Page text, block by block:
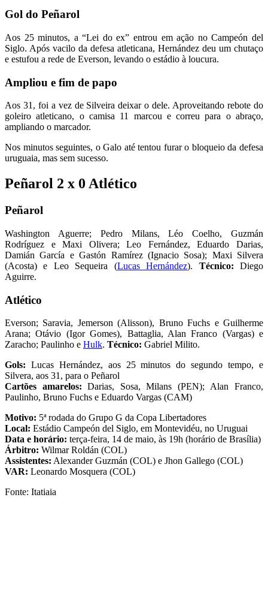
Gol do Peñarol
Aos 25 minutos, a “Lei do ex” entrou em ação no Campeón del
Siglo. Após vacilo da defesa atleticana, Hernández deu um chutaço
e estufou a rede de Everson, levando o estádio à loucura.
Ampliou e fim de papo
Aos 31, foi a vez de Silveira deixar o dele. Aproveitando rebote do
goleiro atleticano, o camisa 11 marcou e correu para o abraço,
ampliando o marcador.
Nos minutos seguintes, o Galo até tentou furar o bloqueio da defesa
uruguaia, mas sem sucesso.
Peñarol 2 x 0 Atlético
Peñarol
Washington Aguerre; Pedro Milans, Léo Coelho, Guzmán
Rodríguez e Maxi Olivera; Leo Fernández, Eduardo Darias,
Damián García e Gastón Ramírez (Ignacio Sosa); Maxi Silvera
(Acosta) e Leo Sequeira (Lucas Hernández). Técnico: Diego
Aguirre.
Atlético
Everson; Saravia, Jemerson (Alisson), Bruno Fuchs e Guilherme
Arana; Otávio (Igor Gomes), Battaglia, Alan Franco (Vargas) e
Zaracho; Paulinho e Hulk. Técnico: Gabriel Milito.
Gols: Lucas Hernández, aos 25 minutos do segundo tempo, e
Silvera, aos 31, para o Peñarol
Cartões amarelos:Darias, Sosa, Milans (PEN);
Alan Franco,
Paulinho, Bruno Fuchs e Eduardo Vargas (CAM)
Motivo: 5ª rodada do Grupo G da Copa Libertadores
Local: Estádio Campeón del Siglo, em Montevidéu, no Uruguai
Data e horário: terça-feira, 14 de maio, às 19h (horário de Brasília)
Árbitro: Wilmar Roldán (COL)
Assistentes: Alexander Guzmán (COL) e Jhon Gallego (COL)
VAR: Leonardo Mosquera (COL)
Fonte: Itatiaia